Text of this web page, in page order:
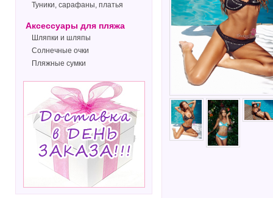
Туники, сарафаны, платья
Аксессуары для пляжа
Шляпки и шляпы
Солнечные очки
Пляжные сумки